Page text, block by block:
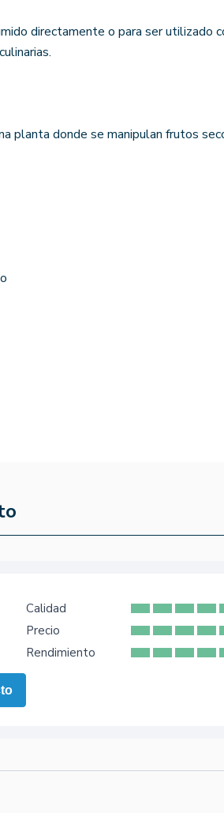
directamente o para ser utilizado
planta donde se manipulan frutos
Calidad
Precio
Rendimiento